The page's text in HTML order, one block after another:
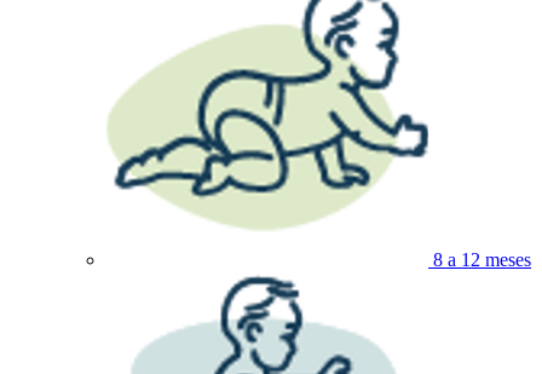
8 a 12 meses